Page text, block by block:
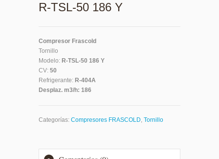
R-TSL-50 186 Y
Compresor Frascold
Tornillo
Modelo: R-TSL-50 186 Y
CV: 50
Refrigerante: R-404A
Desplaz. m3/h: 186
Categorías: Compresores FRASCOLD, Tornillo